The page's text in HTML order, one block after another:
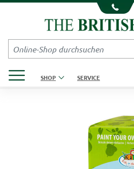
Kompletten Head der Seite überspringen
SHOP SERVICE